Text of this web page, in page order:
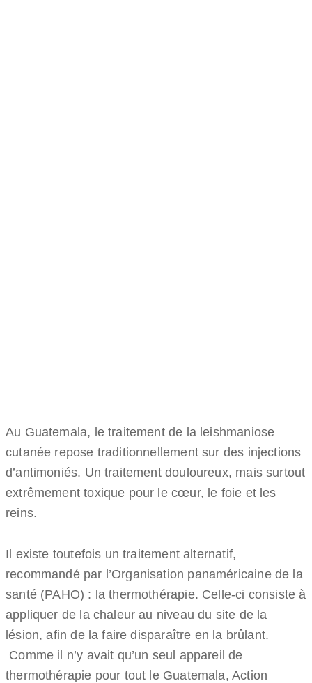
Au Guatemala, le traitement de la leishmaniose
cutanée repose traditionnellement sur des injections
d’antimoniés. Un traitement douloureux, mais surtout
extrêmement toxique pour le cœur, le foie et les
reins.
Il existe toutefois un traitement alternatif,
recommandé par l’Organisation panaméricaine de la
santé (PAHO) : la thermothérapie. Celle-ci consiste à
appliquer de la chaleur au niveau du site de la
lésion, afin de la faire disparaître en la brûlant.
Comme il n’y avait qu’un seul appareil de
thermothérapie pour tout le Guatemala, Action